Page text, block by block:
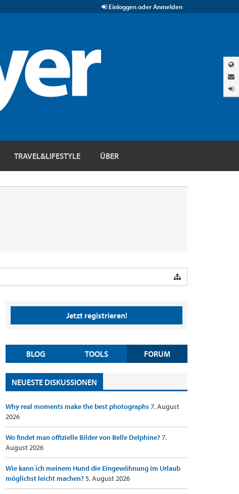
Einloggen oder Anmelden
TRAVEL&LIFESTYLE ÜBER
Jetzt registrieren!
BLOG TOOLS FORUM
NEUESTE DISKUSSIONEN
Why real moments make the best photographs7. August
2026
Wo findet man offizielle Bilder von Belle Delphine?7.
August 2026
Wie kann ich meinem Hund die Eingewöhnung im Urlaub
möglichst leicht machen?5. August 2026